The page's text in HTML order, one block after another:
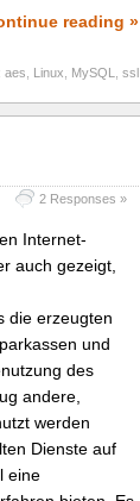
reading »
aes Linux MySQL ssl
2 Responses »
Internet-
auch gezeigt,
die erzeugten
und
des
andere,
werden
Dienste auf
eine